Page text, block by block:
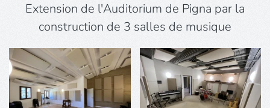
Extension de l'Auditorium de Pigna par la
construction de 3 salles de musique